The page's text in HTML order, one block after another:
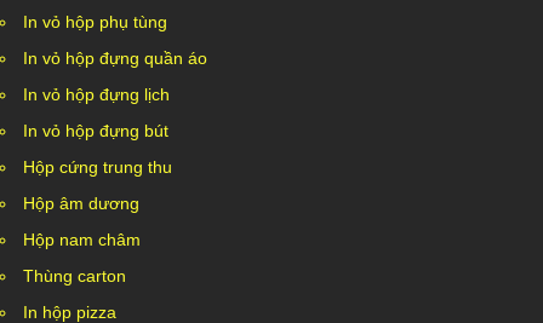
In vỏ hộp phụ tùng
In vỏ hộp đựng quần áo
In vỏ hộp đựng lịch
In vỏ hộp đựng bút
Hộp cứng trung thu
Hộp âm dương
Hộp nam châm
Thùng carton
In hộp pizza